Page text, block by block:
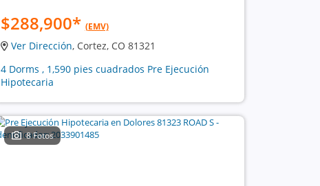
$288,900* (EMV)
Ver Dirección, Cortez, CO 81321
4 Dorms , 1,590 pies cuadrados Pre Ejecución
Hipotecaria
8 Fotos